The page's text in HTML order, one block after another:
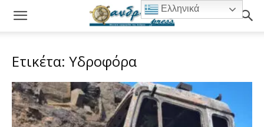
Ετικέτα: Υδροφόρα
Ελληνικά